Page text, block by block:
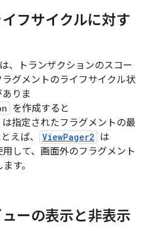
フサイクルに対す
は、トランザクションのスコー
グメントのライフサイクル状
りま
を作成すると
は指定されたフラグメントの最
えば、
ViewPager2 は
用して、画面外のフラグメント
す。
ーの表示と非表示